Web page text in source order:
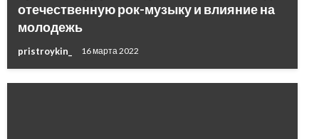
отечественную рок-музыку и влияние на
молодежь
pristroykin_ 16 марта 2022